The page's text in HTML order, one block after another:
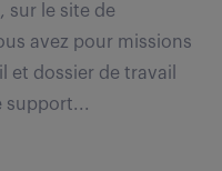
sur le site de
avez pour missions
et dossier de travail
support...